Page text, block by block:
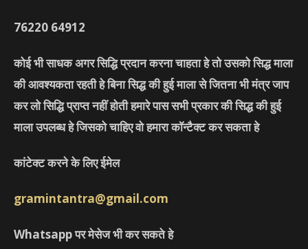
76220 64912
कोई भी साधक अगर सिद्धि प्रदान करना चाहता हे तो उसको सिद्ध माला
की आवश्यकता रहती हे बिना सिद्ध की हुई माला से जितना भी मंत्र जाप
कर लो सिद्धि प्राप्त नहीं होती हमारे पास सभी प्रकार की सिद्ध की हुई
माला उपलब्ध हे जिसको चाहिए वो हमारा कॉन्टैक्ट कर सकता हे
कांटेक्ट करने के लिए ईमेल
gramintantra@gmail.com
Whatsapp पर मेसेज भी कर सकते हे